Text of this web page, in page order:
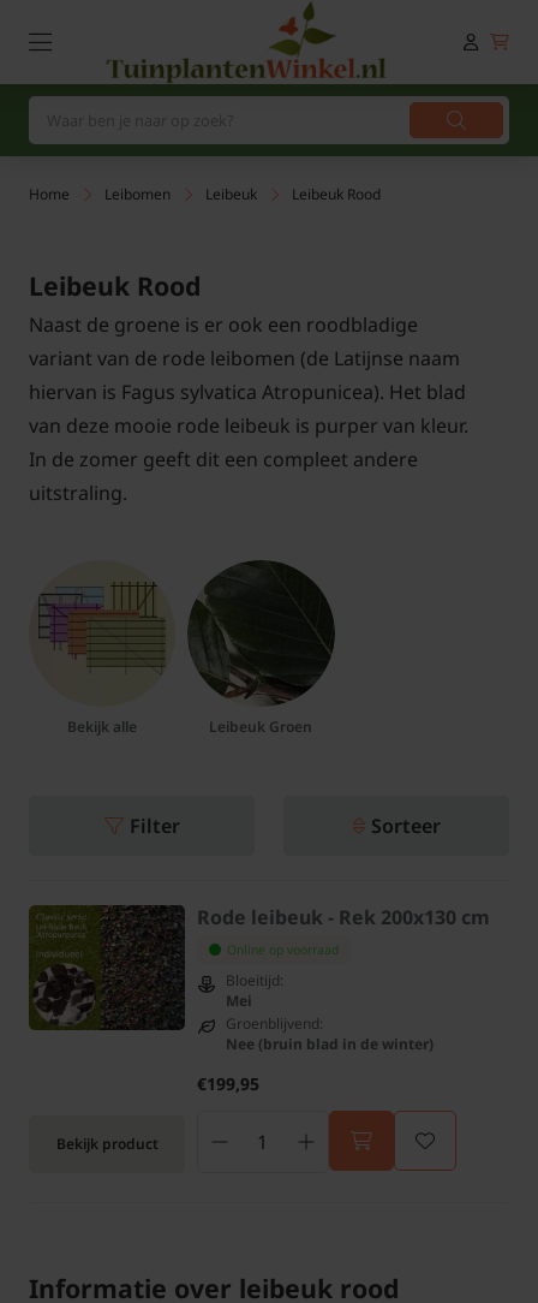
Home Leibomen Leibeuk Leibeuk Rood
Leibeuk Rood
Naast de groene is er ook een roodbladige
variant van de rode leibomen (de Latijnse naam
hiervan is Fagus sylvatica Atropunicea). Het blad
van deze mooie rode leibeuk is purper van kleur.
In de zomer geeft dit een compleet andere
uitstraling.
Bekijk alle Leibeuk Groen
Filter Sorteer
Bekijk product
Rode leibeuk - Rek 200x130 cm
Online op voorraad
Bloeitijd:
Mei
Groenblijvend:
Nee (bruin blad in de winter)
€199,95
Informatie over leibeuk rood